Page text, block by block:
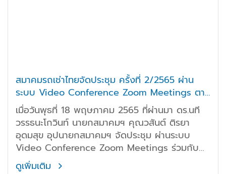
สมาคมรถเช่าไทยจัดประชุม ครั้งที่ 2/2565 ผ่าน
ระบบ Video Conference Zoom Meetings ตาม
มาตรการป้องกันไวรัส Covid-19
เมื่อวันพุธที่ 18 พฤษภาคม 2565 ที่ผ่านมา ดร.นที
วรรธนะโกวินท์ นายกสมาคมฯ คุณวสันต์ ติรยา
อุดมสุข อุปนายกสมาคมฯ จัดประชุม ผ่านระบบ
Video Conference Zoom Meetings ร่วมกับ
สมาชิกสมาคมฯ
ดูเพิ่มเติม